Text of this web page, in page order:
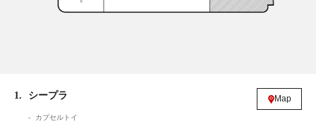
1 シープラ
カプセルトイ
Map